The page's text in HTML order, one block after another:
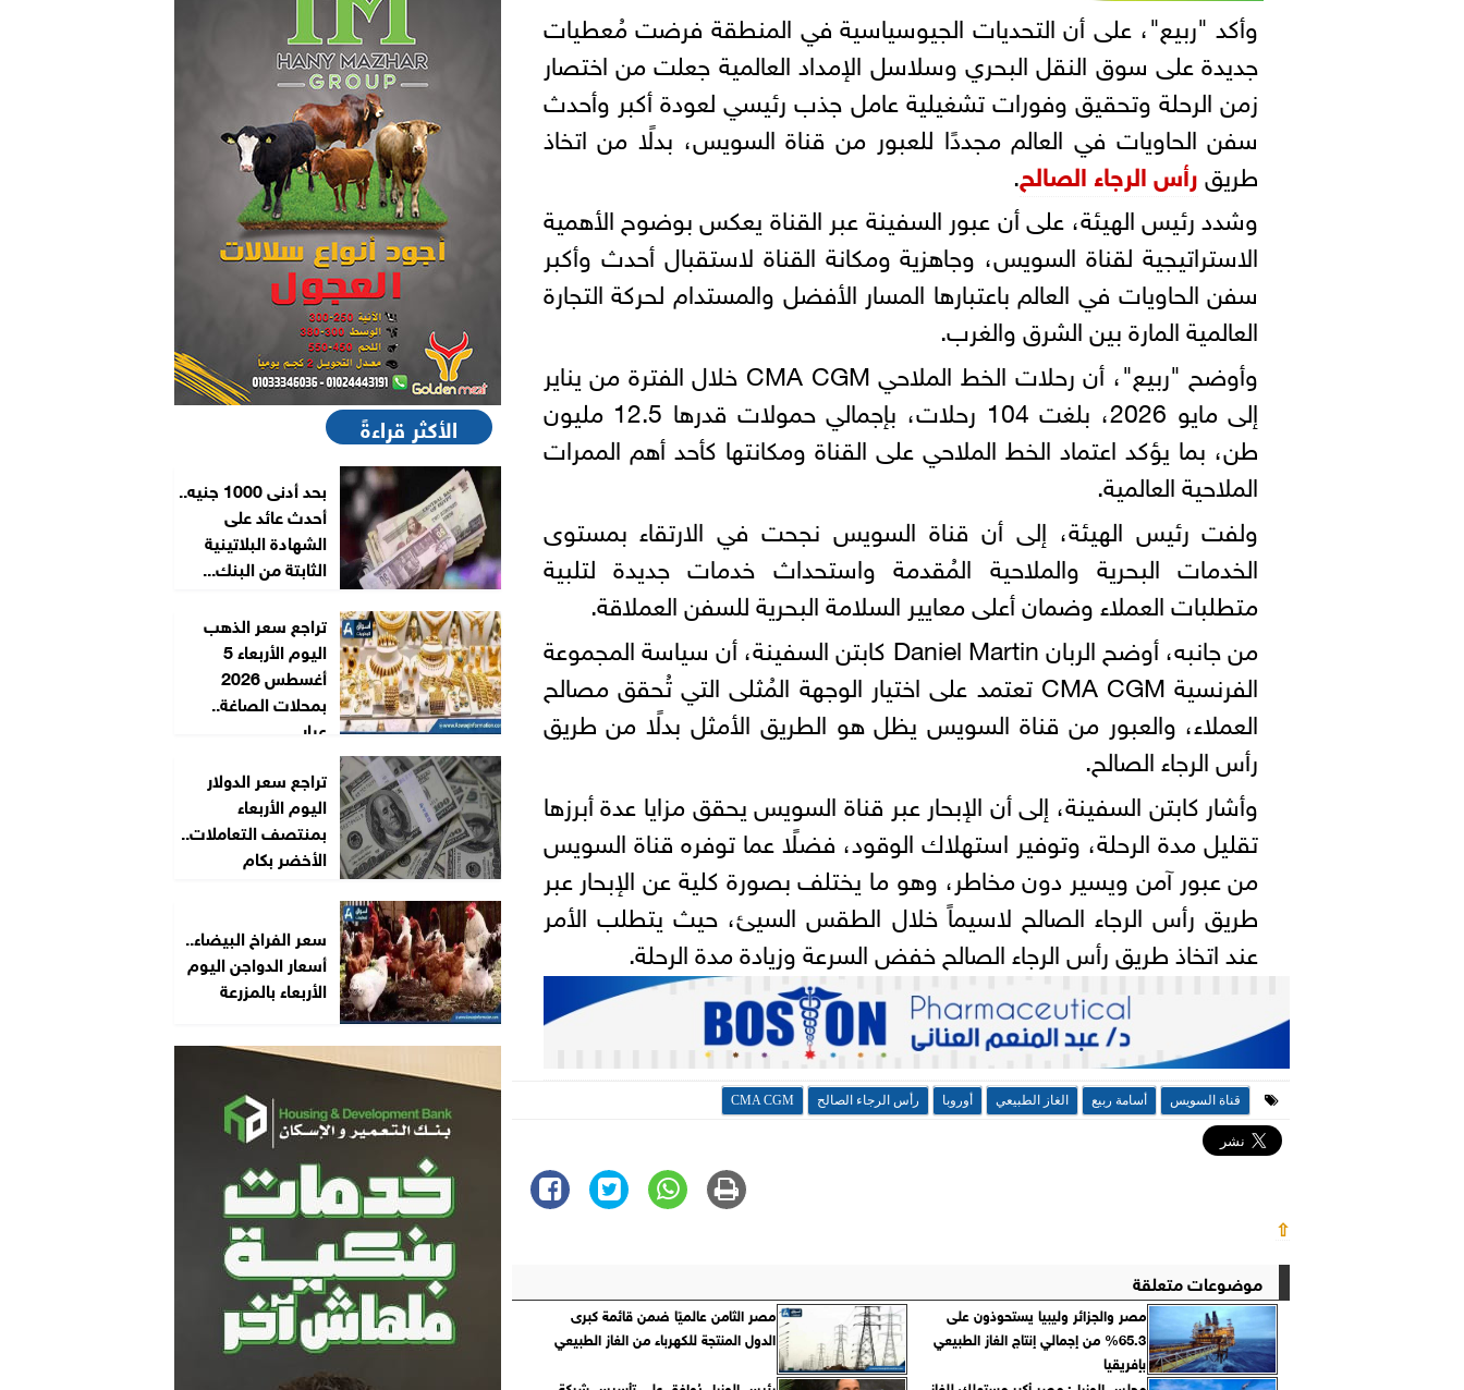
وأكد "ربيع"، على أن التحديات الجيوسياسية في المنطقة فرضت مُعطيات
جديدة على سوق النقل البحري وسلاسل الإمداد العالمية جعلت من اختصار
زمن الرحلة وتحقيق وفورات تشغيلية عامل جذب رئيسي لعودة أكبر وأحدث
سفن الحاويات في العالم مجددًا للعبور من قناة السويس، بدلًا من اتخاذ
طريقرأس الرجاء الصالح.
وشدد رئيس الهيئة، على أن عبور السفينة عبر القناة يعكس بوضوح الأهمية
الاستراتيجية لقناة السويس، وجاهزية ومكانة القناة لاستقبال أحدث وأكبر
سفن الحاويات في العالم باعتبارها المسار الأفضل والمستدام لحركة التجارة
العالمية المارة بين الشرق والغرب.
وأوضح "ربيع"، أن رحلات الخط الملاحي CMA CGM خلال الفترة من يناير
إلى مايو 2026، بلغت 104 رحلات، بإجمالي حمولات قدرها 12.5 مليون
طن، بما يؤكد اعتماد الخط الملاحي على القناة ومكانتها كأحد أهم الممرات
الملاحية العالمية.
ولفت رئيس الهيئة، إلى أن قناة السويس نجحت في الارتقاء بمستوى
الخدمات البحرية والملاحية المُقدمة واستحداث خدمات جديدة لتلبية
متطلبات العملاء وضمان أعلى معايير السلامة البحرية للسفن العملاقة.
من جانبه، أوضح الربان Daniel Martin كابتن السفينة، أن سياسة المجموعة
الفرنسية CMA CGM تعتمد على اختيار الوجهة المُثلى التي تُحقق مصالح
العملاء، والعبور من قناة السويس يظل هو الطريق الأمثل بدلًا من طريق
رأس الرجاء الصالح.
وأشار كابتن السفينة، إلى أن الإبحار عبر قناة السويس يحقق مزايا عدة أبرزها
تقليل مدة الرحلة، وتوفير استهلاك الوقود، فضلًا عما توفره قناة السويس
من عبور آمن ويسير دون مخاطر، وهو ما يختلف بصورة كلية عن الإبحار عبر
طريق رأس الرجاء الصالح لاسيماً خلال الطقس السيئ، حيث يتطلب الأمر
عند اتخاذ طريق رأس الرجاء الصالح خفض السرعة وزيادة مدة الرحلة.
قناة السويس أسامة ربيع الغاز الطبيعي أوروبا رأس الرجاء الصالح CMA CGM
⇧
موضوعات متعلقة
مصر والجزائر وليبيا يستحوذون على
65.3% من إجمالي إنتاج الغاز الطبيعي
بإفريقيا
مصر الثامن عالميًا ضمن قائمة كبرى
الدول المنتجة للكهرباء من الغاز الطبيعي
الأكثر قراءةً
بحد أدنى 1000 جنيه..
أحدث عائد على
الشهادة البلاتينية
الثابتة من البنك...
تراجع سعر الذهب
اليوم الأربعاء 5
أغسطس 2026
بمحلات الصاغة..
عيار...
تراجع سعر الدولار
اليوم الأربعاء
بمنتصف التعاملات..
الأخضر بكام
سعر الفراخ البيضاء..
أسعار الدواجن اليوم
الأربعاء بالمزرعة